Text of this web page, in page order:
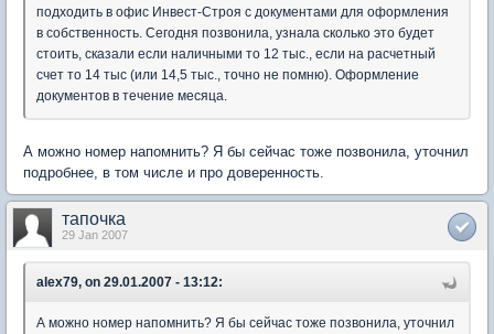
подходить в офис Инвест-Строя с документами для оформления
в собственность. Сегодня позвонила, узнала сколько это будет
стоить, сказали если наличными то 12 тыс., если на расчетный
счет то 14 тыс (или 14,5 тыс., точно не помню). Оформление
документов в течение месяца.
А можно номер напомнить? Я бы сейчас тоже позвонила, уточнил
подробнее, в том числе и про доверенность.
тапочка
29 Jan 2007
alex79, on 29.01.2007 - 13:12:
А можно номер напомнить? Я бы сейчас тоже позвонила, уточнил